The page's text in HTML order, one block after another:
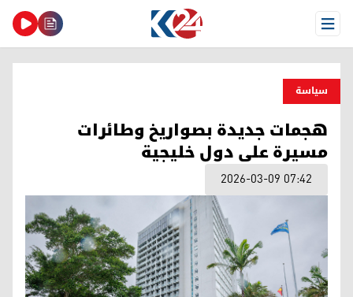
Open Menu
سیاسة
هجمات جديدة بصواريخ وطائرات
مسيرة على دول خليجية
2026-03-09 07:42